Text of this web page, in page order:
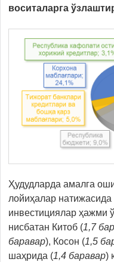
воситаларга
Ҳудудларда амалга
лойиҳалар натижасида
инвестициялар ҳажми
нисбатан Китоб (1,7
баравар), Косон (1,5
шаҳрида (1,4 баравар)